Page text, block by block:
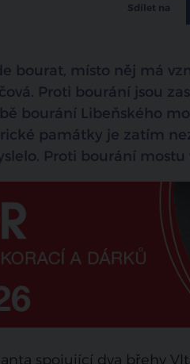
Sdílet na
bourat, místo něj má
Proti bourání jsou
bourání Libeňského
památky je zatím
Proti bourání
spojující dva břehy